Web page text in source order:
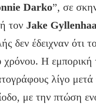
Darko”, σε
τον Jake
δεν έδειχναν ότι
χρόνου. Η
λίγο
με την πτώση